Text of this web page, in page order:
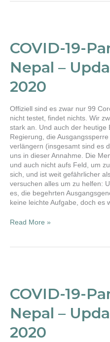
COVID-19-
Nepal –
2020
Offiziell sind es zwar nur 99
nicht testet, findet nichts. Wir
stark an. Und auch der heutige
Regierung, die
verlängern (insgesamt sind es
uns in dieser Annahme. Die
und auch nicht aufs Feld, um
sich, und ist weit gefährlicher
versuchen alles um zu helfen:
es, die begehrten
keine leichte Aufgabe, doch es
Pandemie
in
6.
2020
Read More »
COVID-19-
Nepal –
2020
Pandemie
in
24.